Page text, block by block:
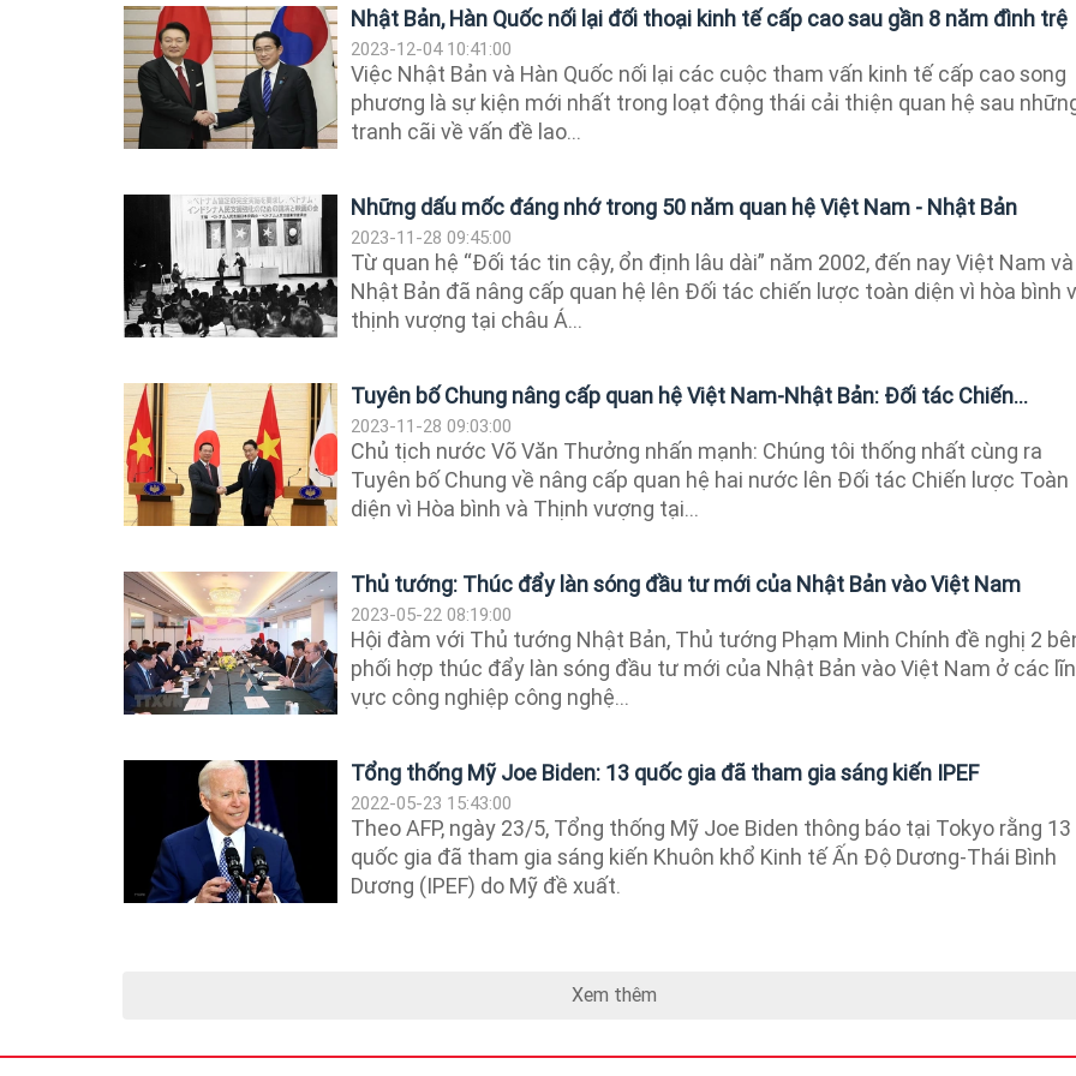
Nhật Bản, Hàn Quốc nối lại đối thoại kinh tế cấp cao sau gần 8 năm đình trệ
2023-12-04 10:41:00
Việc Nhật Bản và Hàn Quốc nối lại các cuộc tham vấn kinh tế cấp cao song
phương là sự kiện mới nhất trong loạt động thái cải thiện quan hệ sau
tranh cãi về vấn đề lao...
Những dấu mốc đáng nhớ trong 50 năm quan hệ Việt Nam - Nhật Bản
2023-11-28 09:45:00
Từ quan hệ “Đối tác tin cậy, ổn định lâu dài” năm 2002, đến nay Việt Nam và
Nhật Bản đã nâng cấp quan hệ lên Đối tác chiến lược toàn diện vì hòa bình
thịnh vượng tại châu Á...
Tuyên bố Chung nâng cấp quan hệ Việt Nam-Nhật Bản: Đối tác Chiến...
2023-11-28 09:03:00
Chủ tịch nước Võ Văn Thưởng nhấn mạnh: Chúng tôi thống nhất cùng ra
Tuyên bố Chung về nâng cấp quan hệ hai nước lên Đối tác Chiến lược Toàn
diện vì Hòa bình và Thịnh vượng tại...
Thủ tướng: Thúc đẩy làn sóng đầu tư mới của Nhật Bản vào Việt Nam
2023-05-22 08:19:00
Hội đàm với Thủ tướng Nhật Bản, Thủ tướng Phạm Minh Chính đề nghị 2
phối hợp thúc đẩy làn sóng đầu tư mới của Nhật Bản vào Việt Nam ở các
vực công nghiệp công nghệ...
Tổng thống Mỹ Joe Biden: 13 quốc gia đã tham gia sáng kiến IPEF
2022-05-23 15:43:00
Theo AFP, ngày 23/5, Tổng thống Mỹ Joe Biden thông báo tại Tokyo rằng 13
quốc gia đã tham gia sáng kiến Khuôn khổ Kinh tế Ấn Độ Dương-Thái Bình
Dương (IPEF) do Mỹ đề xuất.
Xem thêm